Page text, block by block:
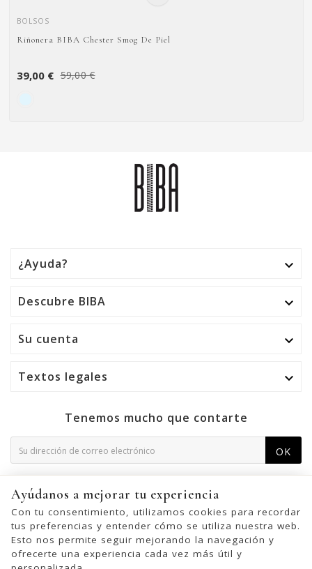
BOLSOS
Riñonera BIBA Chester Smog De Piel
39,00 € 59,00 €
¿Ayuda? 
Descubre BIBA 
Su cuenta 
Textos legales 
Tenemos mucho que contarte
OK
consulte nuestra información de contacto en el aviso legal.
Ayúdanos a mejorar tu experiencia
Con tu consentimiento, utilizamos cookies para recordar
tus preferencias y entender cómo se utiliza nuestra web.
Esto nos permite seguir mejorando la navegación y
ofrecerte una experiencia cada vez más útil y
© 2026 - United Bags Company S.L. - Todos los derechos reservados.